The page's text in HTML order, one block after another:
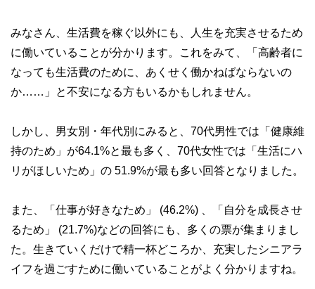
みなさん、生活費を稼ぐ以外にも、人生を充実させるため
に働いていることが分かります。これをみて、「高齢者に
なっても生活費のために、あくせく働かねばならないの
か……」と不安になる方もいるかもしれません。
しかし、男女別・年代別にみると、70代男性では「健康維
持のため」が64.1%と最も多く、70代女性では「生活にハ
リがほしいため」の 51.9%が最も多い回答となりました。
また、「仕事が好きなため」 (46.2%) 、「自分を成長させ
るため」 (21.7%)などの回答にも、多くの票が集まりまし
た。生きていくだけで精一杯どころか、充実したシニアラ
イフを過ごすために働いていることがよく分かりますね。